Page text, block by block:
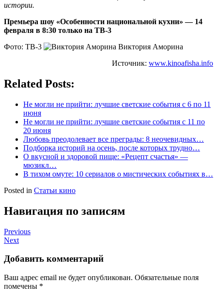
истории.
Премьера шоу «Особенности национальной кухни» — 14
февраля в 8:30 только на ТВ-3
Фото: ТВ-3
Виктория Аморина
Источник: www.kinoafisha.info
Related Posts:
Не могли не прийти: лучшие светские события с 6 по 11
июня
Не могли не прийти: лучшие светские события с 11 по
20 июня
Любовь преодолевает все преграды: 8 неочевидных…
Подборка историй на осень, после которых трудно…
О вкусной и здоровой пище: «Рецепт счастья» —
мюзикл…
В тихом омуте: 10 сериалов о мистических событиях в…
Posted in Статьи кино
Навигация по записям
Previous
Next
Добавить комментарий
Ваш адрес email не будет опубликован. Обязательные поля
помечены *